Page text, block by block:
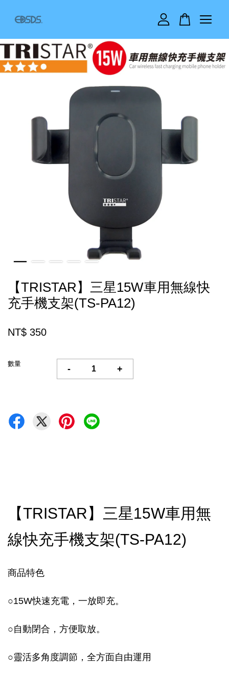
【TRISTAR】三星15W車用無線快
充手機支架(TS-PA12)
NT$ 350
數量
- +
【TRISTAR】三星15W車用無
線快充手機支架(TS-PA12)
商品特色
○15W快速充電，一放即充。
○自動閉合，方便取放。
○靈活多角度調節，全方面自由運用
您的購物車目前還是空的。
繼續購物